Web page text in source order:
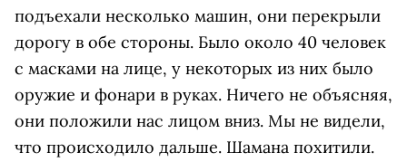
подъехали несколько машин, они перекрыли
дорогу в обе стороны. Было около 40 человек
с масками на лице, у некоторых из них было
оружие и фонари в руках. Ничего не объясняя,
они положили нас лицом вниз. Мы не видели,
что происходило дальше. Шамана похитили.